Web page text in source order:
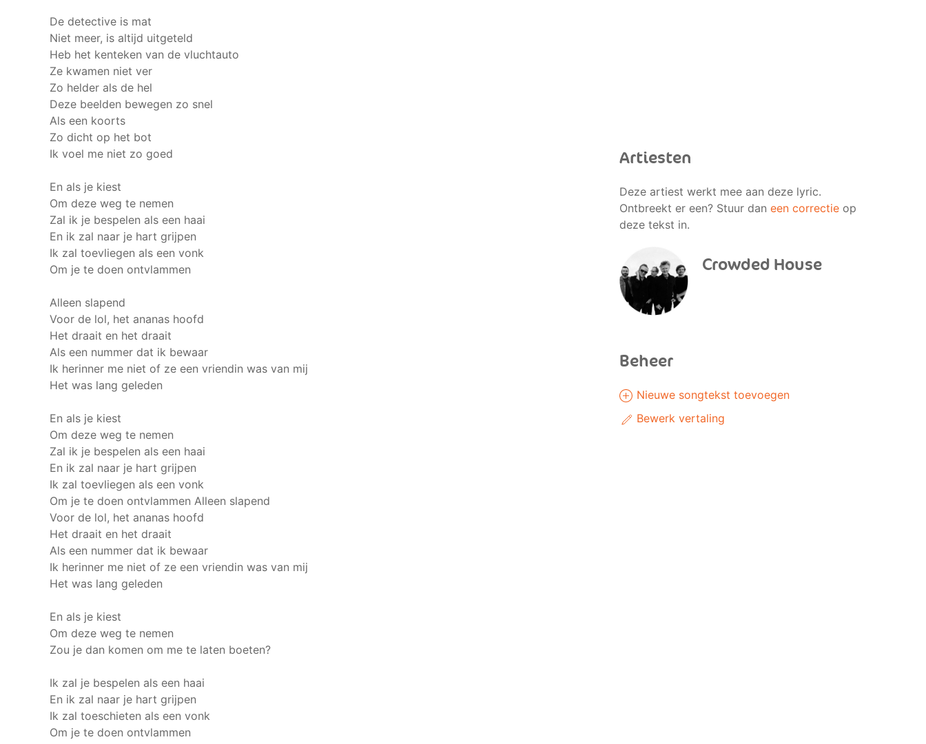
De detective is mat
Niet meer, is altijd uitgeteld
Heb het kenteken van de vluchtauto
Ze kwamen niet ver
Zo helder als de hel
Deze beelden bewegen zo snel
Als een koorts
Zo dicht op het bot
Ik voel me niet zo goed
En als je kiest
Om deze weg te nemen
Zal ik je bespelen als een haai
En ik zal naar je hart grijpen
Ik zal toevliegen als een vonk
Om je te doen ontvlammen
Alleen slapend
Voor de lol, het ananas hoofd
Het draait en het draait
Als een nummer dat ik bewaar
Ik herinner me niet of ze een vriendin was van mij
Het was lang geleden
En als je kiest
Om deze weg te nemen
Zal ik je bespelen als een haai
En ik zal naar je hart grijpen
Ik zal toevliegen als een vonk
Om je te doen ontvlammen Alleen slapend
Voor de lol, het ananas hoofd
Het draait en het draait
Als een nummer dat ik bewaar
Ik herinner me niet of ze een vriendin was van mij
Het was lang geleden
En als je kiest
Om deze weg te nemen
Zou je dan komen om me te laten boeten?
Ik zal je bespelen als een haai
En ik zal naar je hart grijpen
Ik zal toeschieten als een vonk
Om je te doen ontvlammen
Artiesten
Deze artiest werkt mee aan deze lyric.
Ontbreekt er een? Stuur dan een correctieop
deze tekst in.
Crowded House
Beheer
Nieuwe songtekst toevoegen
Bewerk vertaling